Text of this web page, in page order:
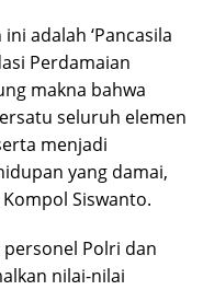
adalah ‘Pancasila
Perdamaian
makna bahwa
seluruh elemen
menjadi
yang damai,
Siswanto.
Polri dan
nilai-nilai